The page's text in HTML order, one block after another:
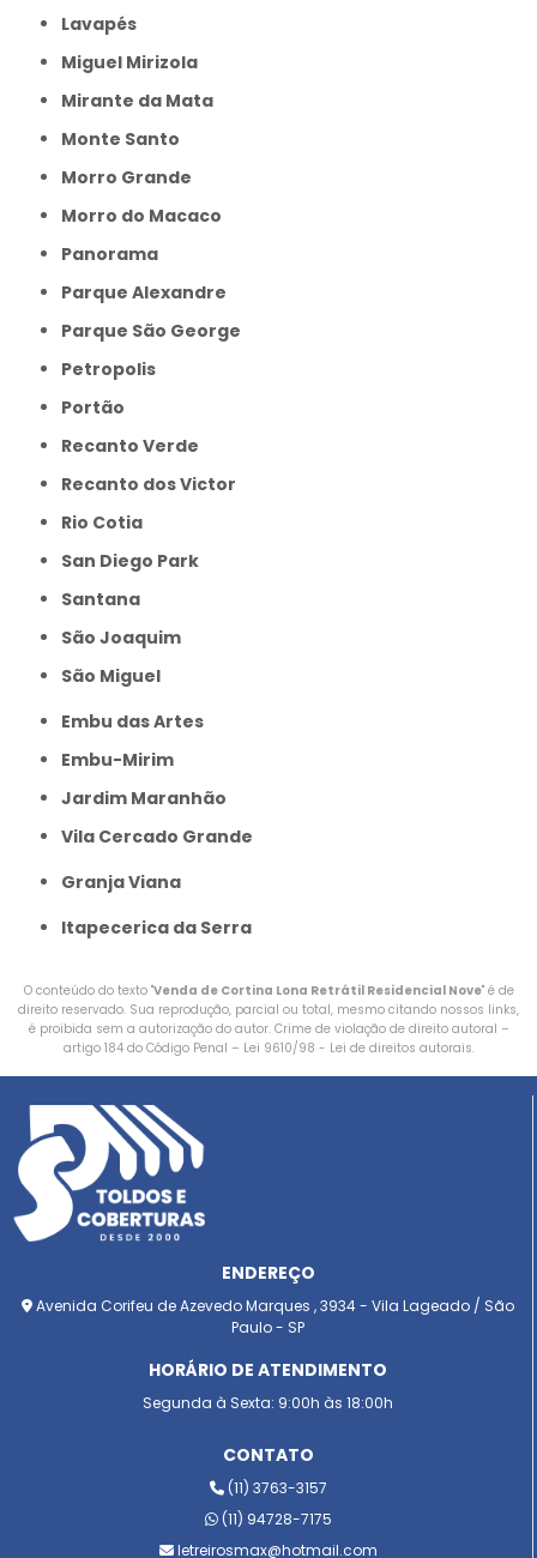
Lavapés
Miguel Mirizola
Mirante da Mata
Monte Santo
Morro Grande
Morro do Macaco
Panorama
Parque Alexandre
Parque São George
Petropolis
Portão
Recanto Verde
Recanto dos Victor
Rio Cotia
San Diego Park
Santana
São Joaquim
São Miguel
Embu das Artes
Embu-Mirim
Jardim Maranhão
Vila Cercado Grande
Granja Viana
Itapecerica da Serra
O conteúdo do texto "Venda de Cortina Lona Retrátil Residencial Nove" é de
direito reservado. Sua reprodução, parcial ou total, mesmo citando nossos links,
é proibida sem a autorização do autor. Crime de violação de direito autoral –
artigo 184 do Código Penal – Lei 9610/98 - Lei de direitos autorais.
ENDEREÇO
Avenida Corifeu de Azevedo Marques , 3934 - Vila Lageado / São
Paulo - SP
HORÁRIO DE ATENDIMENTO
Segunda à Sexta: 9:00h às 18:00h
CONTATO
(11) 3763-3157
(11) 94728-7175
letreirosmax@hotmail.com